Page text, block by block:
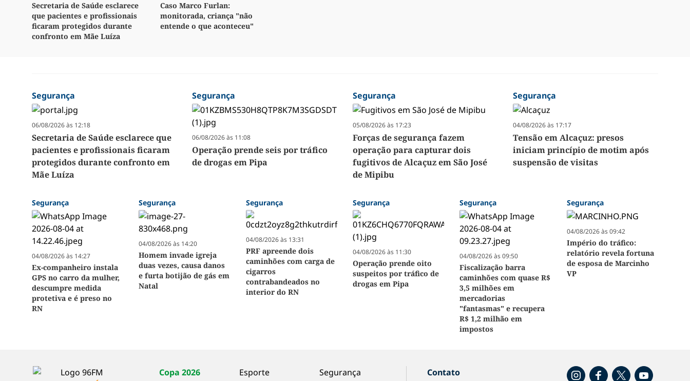
Secretaria de Saúde esclarece
que pacientes e profissionais
ficaram protegidos durante
confronto em Mãe Luíza
Caso Marco Furlan:
monitorada, criança "não
entende o que aconteceu"
Segurança
06/08/2026 às 12:18
Secretaria de Saúde esclarece que
pacientes e profissionais ficaram
protegidos durante confronto em
Mãe Luíza
Segurança
06/08/2026 às 11:08
Operação prende seis por tráfico
de drogas em Pipa
Segurança
05/08/2026 às 17:23
Forças de segurança fazem
operação para capturar dois
fugitivos de Alcaçuz em São José
de Mipibu
Segurança
04/08/2026 às 17:17
Tensão em Alcaçuz: presos
iniciam princípio de motim após
suspensão de visitas
Segurança
04/08/2026 às 14:27
Ex-companheiro instala
GPS no carro da mulher,
descumpre medida
protetiva e é preso no
RN
Segurança
04/08/2026 às 14:20
Homem invade igreja
duas vezes, causa danos
e furta botijão de gás em
Natal
Segurança
04/08/2026 às 13:31
PRF apreende dois
caminhões com carga de
cigarros
contrabandeados no
interior do RN
Segurança
04/08/2026 às 11:30
Operação prende oito
suspeitos por tráfico de
drogas em Pipa
Segurança
04/08/2026 às 09:50
Fiscalização barra
caminhões com quase R$
3,5 milhões em
mercadorias
"fantasmas" e recupera
R$ 1,2 milhão em
impostos
Segurança
04/08/2026 às 09:42
Império do tráfico:
relatório revela fortuna
de esposa de Marcinho
VP
Copa 2026 Esporte Segurança
Contato